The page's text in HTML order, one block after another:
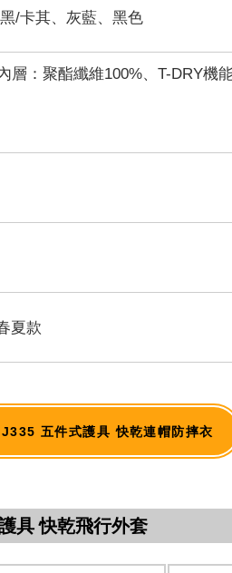
/卡其、灰藍、黑色
層：聚酯纖維100%、T-DRY機
夏款
五件式護具 快乾連帽防摔衣
具 快乾飛行外套